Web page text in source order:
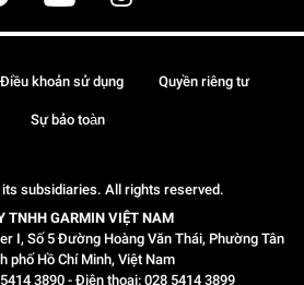
subsidiaries. All rights reserved.
TNHH GARMIN VIỆT NAM
I, Số 5 Đường Hoàng Văn Thái, Phường Tân
phố Hồ Chí Minh, Việt Nam
3890 - Điện thoại: 028 5414 3899
Điều khoản sử dụng Quyền riêng tư
Sự bảo toàn